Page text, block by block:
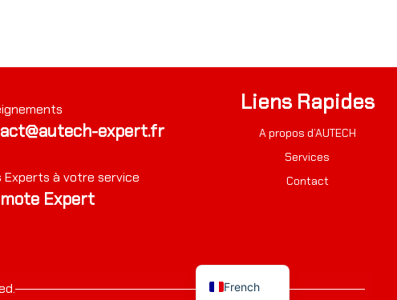
expert.fr
Experts à votre service
Expert
Liens Rapides
A propos d’AUTECH
Services
Contact
French